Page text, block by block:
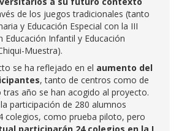
de los juegos tradicionales (tanto
y Educación Especial con la III
Educación Infantil y Educación
Muestra).
se ha reflejado en el aumento del
, tanto de centros como de
año se han acogido al proyecto.
participación de 280 alumnos
colegios, como prueba piloto, pero